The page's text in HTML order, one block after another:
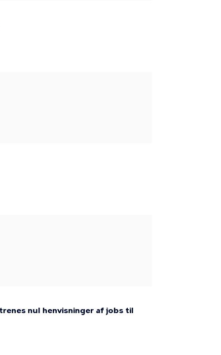
nul henvisninger af jobs til